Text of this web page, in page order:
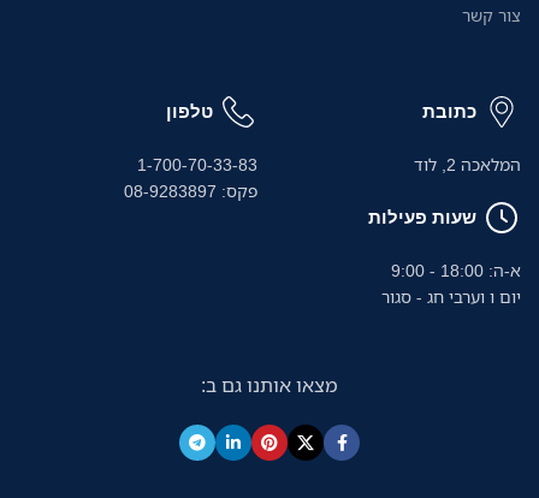
צור קשר
כתובת
המלאכה 2, לוד
שעות פעילות
א-ה: 18:00 - 9:00
יום ו וערבי חג - סגור
טלפון
1-700-70-33-83
פקס: 08-9283897
מצאו אותנו גם ב: